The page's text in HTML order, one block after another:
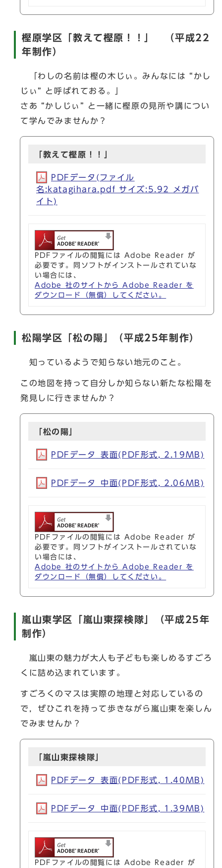
樫原学区「教えて樫原！！」 （平成22
年制作）
「わしの名前は樫の木じぃ。みんなには “かし
じぃ” と呼ばれておる。」
さあ “かしじぃ” と一緒に樫原の見所や講につい
て学んでみませんか？
「教えて樫原！！」
PDFデータ(ファイル
名:katagihara.pdf サイズ:5.92 メガバ
イト)
PDFファイルの閲覧には Adobe Reader が
必要です。同ソフトがインストールされていな
い場合には、
Adobe 社のサイトから Adobe Reader を
ダウンロード（無償）してください。
松陽学区「松の陽」（平成25年制作）
知っているようで知らない地元のこと。
この地図を持って自分しか知らない新たな松陽を
発見しに行きませんか？
「松の陽」
PDFデータ_表面(PDF形式, 2.19MB)
PDFデータ_中面(PDF形式, 2.06MB)
PDFファイルの閲覧には Adobe Reader が
必要です。同ソフトがインストールされていな
い場合には、
Adobe 社のサイトから Adobe Reader を
ダウンロード（無償）してください。
嵐山東学区「嵐山東探検隊」（平成25年
制作）
嵐山東の魅力が大人も子どもも楽しめるすごろ
くに詰め込まれています。
すごろくのマスは実際の地理と対応しているの
で，ぜひこれを持って歩きながら嵐山東を楽しん
でみませんか？
「嵐山東探検隊」
PDFデータ_表面(PDF形式, 1.40MB)
PDFデータ_中面(PDF形式, 1.39MB)
PDFファイルの閲覧には Adobe Reader が